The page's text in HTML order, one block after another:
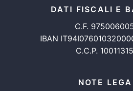
DATI FISCALI E
C.F.
IBAN
C.C.P.
NOTE